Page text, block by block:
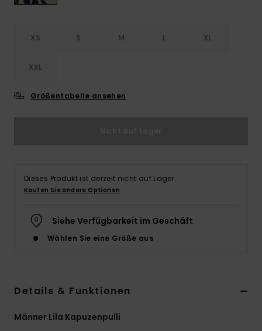
XS S M L XL
XXL
Größentabelle ansehen
Dieses Produkt ist derzeit nicht auf Lager.
Kaufen Sie andere Optionen
Siehe Verfügbarkeit im Geschäft
Wählen Sie eine Größe aus
Details & Funktionen
Männer Lila Kapuzenpulli